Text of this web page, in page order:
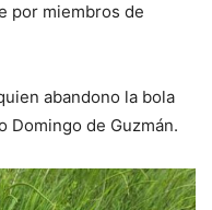
por miembros de
abandono la bola
Domingo de Guzmán.